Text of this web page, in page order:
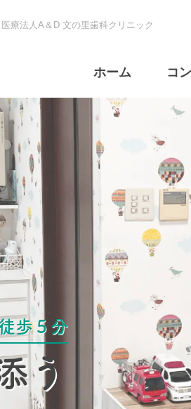
療法人A＆D 文の里歯科クリニック
ホーム コ
子供の歯が心配 歯石を取
子供の矯正時期
が気になる
インプラ
歩５分
う